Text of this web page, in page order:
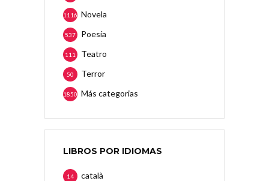
Novela
1116
Poesía
537
Teatro
111
Terror
50
Más categorias
1850
LIBROS POR IDIOMAS
català
14